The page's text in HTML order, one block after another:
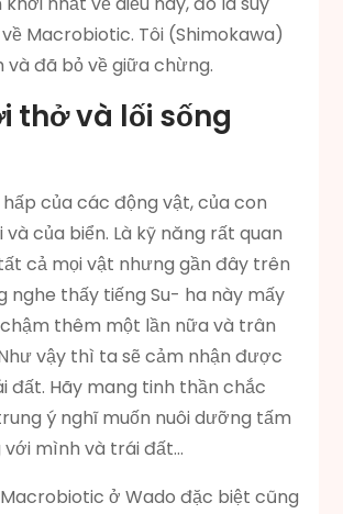
Macrobiotic. Tôi (Shimokawa)
và đã bỏ về giữa chừng.
thở và lối sống
hấp của các động vật, của con
và của biển. Là kỹ năng rất quan
cả mọi vật nhưng gần đây trên
nghe thấy tiếng Su- ha này mấy
thêm một lần nữa và trân
vậy thì ta sẽ cảm nhận được
đất. Hãy mang tinh thần chắc
ý nghĩ muốn nuôi dưỡng tấm
với mình và trái đất…
ở Wado đặc biệt cũng